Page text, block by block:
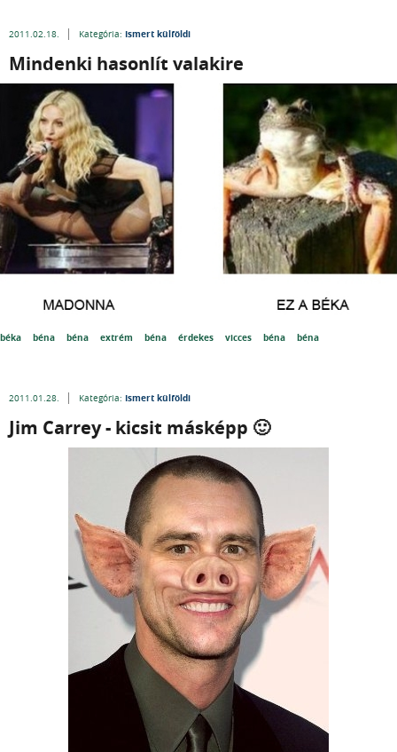
2011.02.18. Kategória: Ismert külföldi
Mindenki hasonlít valakire
béka béna béna extrém béna érdekes vicces béna béna
2011.01.28. Kategória: Ismert külföldi
Jim Carrey - kicsit másképp 🙂